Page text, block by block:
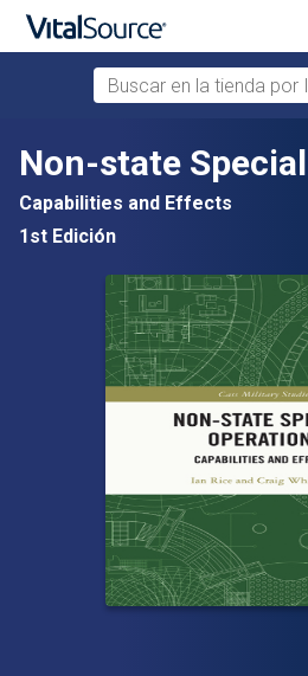
Buscar en la tienda por
Non-state
Capabilities and Effects
1st Edición